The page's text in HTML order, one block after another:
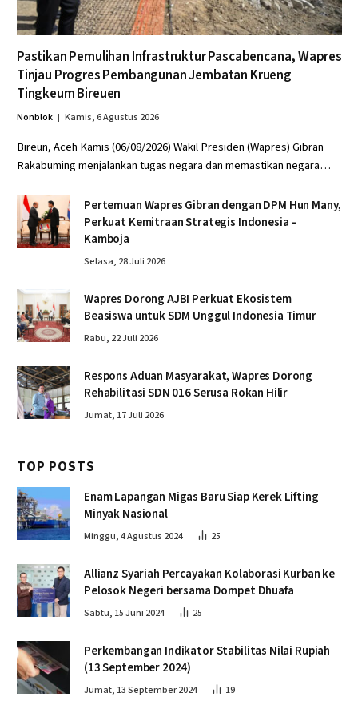
Pastikan Pemulihan Infrastruktur Pascabencana, Wapres
Tinjau Progres Pembangunan Jembatan Krueng
Tingkeum Bireuen
Nonblok Kamis, 6 Agustus 2026
Bireun, Aceh Kamis (06/08/2026) Wakil Presiden (Wapres) Gibran
Rakabuming menjalankan tugas negara dan memastikan negara…
Pertemuan Wapres Gibran dengan DPM Hun Many,
Perkuat Kemitraan Strategis Indonesia –
Kamboja
Selasa, 28 Juli 2026
Wapres Dorong AJBI Perkuat Ekosistem
Beasiswa untuk SDM Unggul Indonesia Timur
Rabu, 22 Juli 2026
Respons Aduan Masyarakat, Wapres Dorong
Rehabilitasi SDN 016 Serusa Rokan Hilir
Jumat, 17 Juli 2026
TOP POSTS
Enam Lapangan Migas Baru Siap Kerek Lifting
Minyak Nasional
Minggu, 4 Agustus 2024 25
Allianz Syariah Percayakan Kolaborasi Kurban ke
Pelosok Negeri bersama Dompet Dhuafa
Sabtu, 15 Juni 2024 25
Perkembangan Indikator Stabilitas Nilai Rupiah
(13 September 2024)
Jumat, 13 September 2024 19